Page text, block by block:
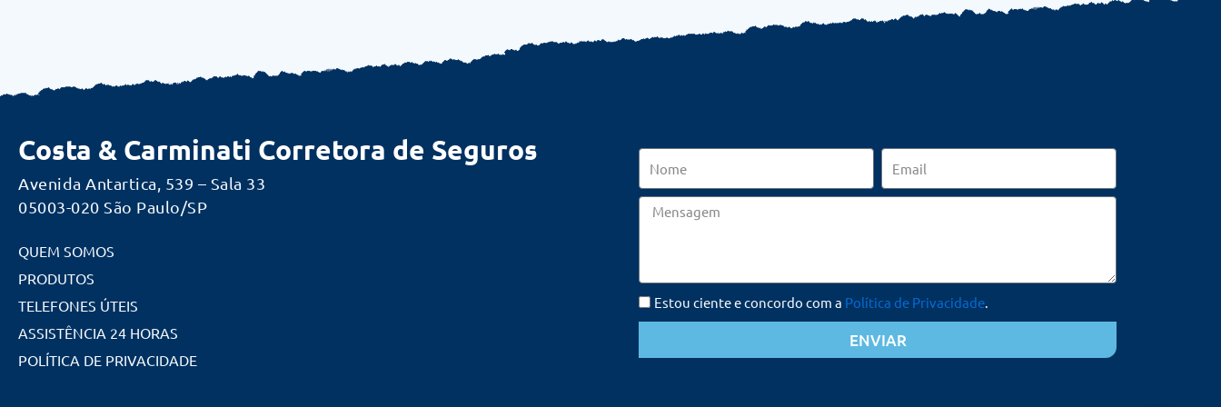
Costa & Carminati Corretora de Seguros
Avenida Antartica, 539 – Sala 33
05003-020 São Paulo/SP
QUEM SOMOS
PRODUTOS
TELEFONES ÚTEIS
ASSISTÊNCIA 24 HORAS
POLÍTICA DE PRIVACIDADE
Mensagem
Estou ciente e concordo com a Política de Privacidade.
ENVIAR